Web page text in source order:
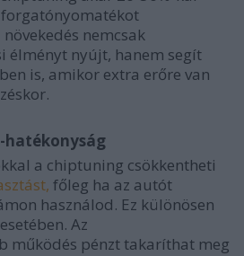
nemcsak
élményt nyújt, hanem segít
is, amikor extra erőre van
hatékonyság
a chiptuning csökkentheti
főleg ha az autót
használod. Ez különösen
Az
működés pénzt takaríthat meg